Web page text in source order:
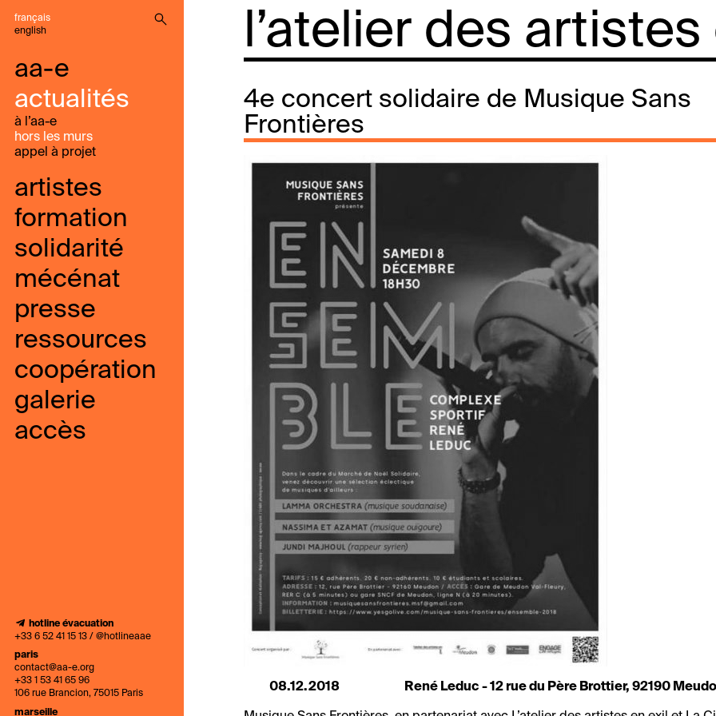
l’atelier des artistes
français
english
aa-e
actualités
à l’aa-e
hors les murs
appel à projet
artistes
formation
solidarité
mécénat
presse
ressources
coopération
galerie
accès
hotline évacuation
+33 6 52 41 15 13 / @hotlineaae
paris
contact@aa-e.org
+33 1 53 41 65 96
106 rue Brancion, 75015 Paris
marseille
4e concert solidaire de Musique Sans
Frontières
08.12.2018 René Leduc - 12 rue du Père Brottier, 92190